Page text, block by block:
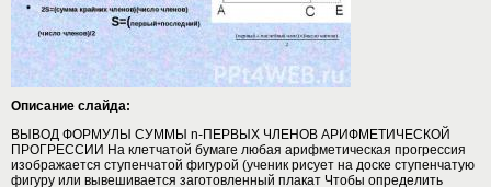
Описание слайда:
ВЫВОД ФОРМУЛЫ СУММЫ n-ПЕРВЫХ ЧЛЕНОВ АРИФМЕТИЧЕСКОЙ
ПРОГРЕССИИ На клетчатой бумаге любая арифметическая прогрессия
изображается ступенчатой фигурой (ученик рисует на доске ступенчатую
фигуру или вывешивается заготовленный плакат Чтобы определить